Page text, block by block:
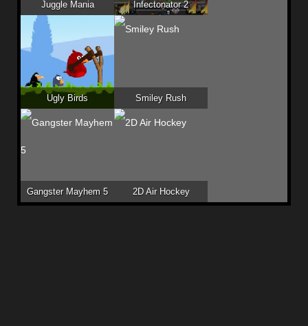
Juggle Mania Infectonator 2
Ugly Birds Smiley Rush
Gangster Mayhem 5 2D Air Hockey